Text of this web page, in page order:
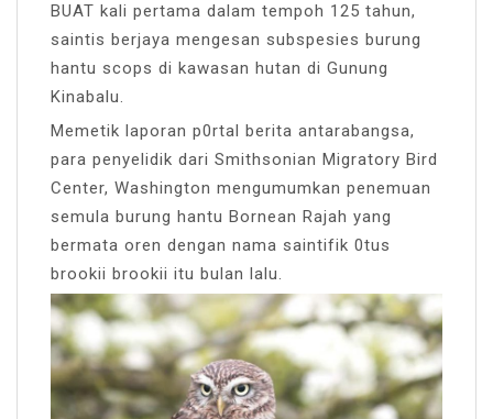
BUAT kali pertama dalam tempoh 125 tahun,
saintis berjaya mengesan subspesies burung
hantu scops di kawasan hutan di Gunung
Kinabalu.
Memetik laporan p0rtal berita antarabangsa,
para penyelidik dari Smithsonian Migratory Bird
Center, Washington mengumumkan penemuan
semula burung hantu Bornean Rajah yang
bermata oren dengan nama saintifik 0tus
brookii brookii itu bulan lalu.